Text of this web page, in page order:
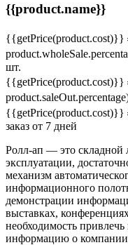
{{product.name}}
{{getPrice(product.cost)}}
шт.
{{getPrice(product.cost)}}
{{getPrice(product.cost)}}
заказ от 7 дней
Ролл-ап — это складной
эксплуатации,
механизм
информационного
демонстрации
выставках,
необходимость
информацию о